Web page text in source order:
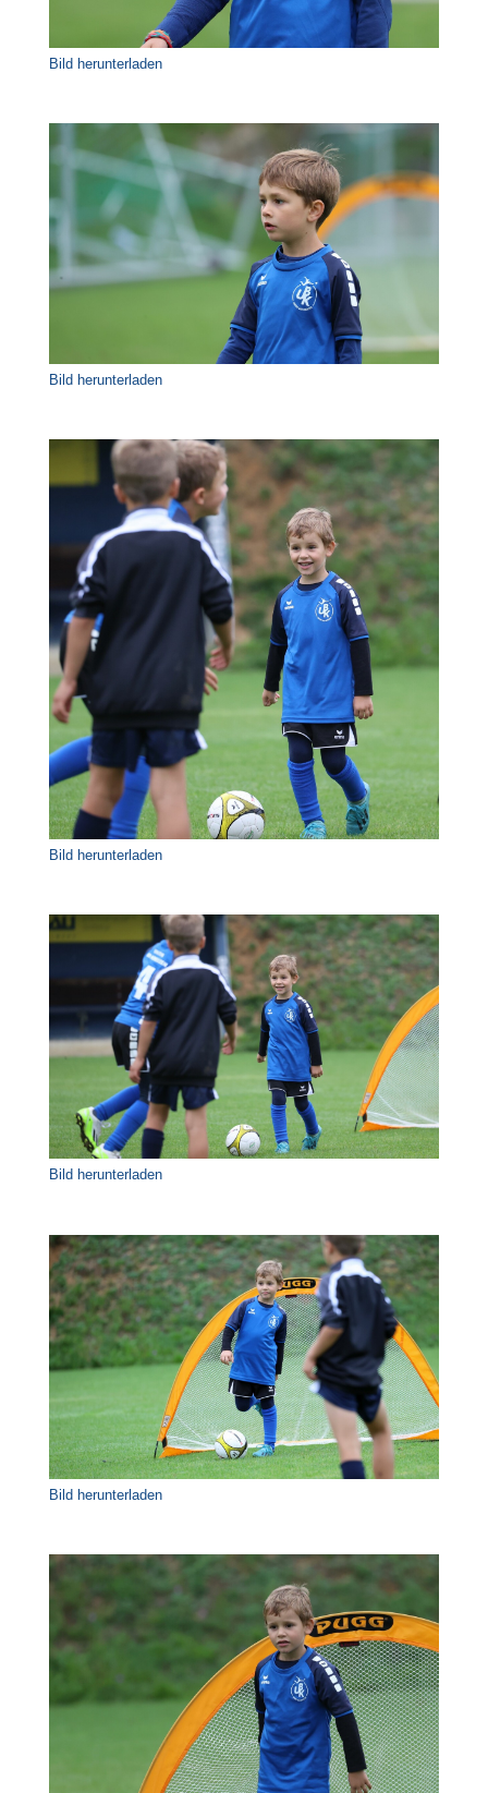
Bild herunterladen
Bild herunterladen
Bild herunterladen
Bild herunterladen
Bild herunterladen